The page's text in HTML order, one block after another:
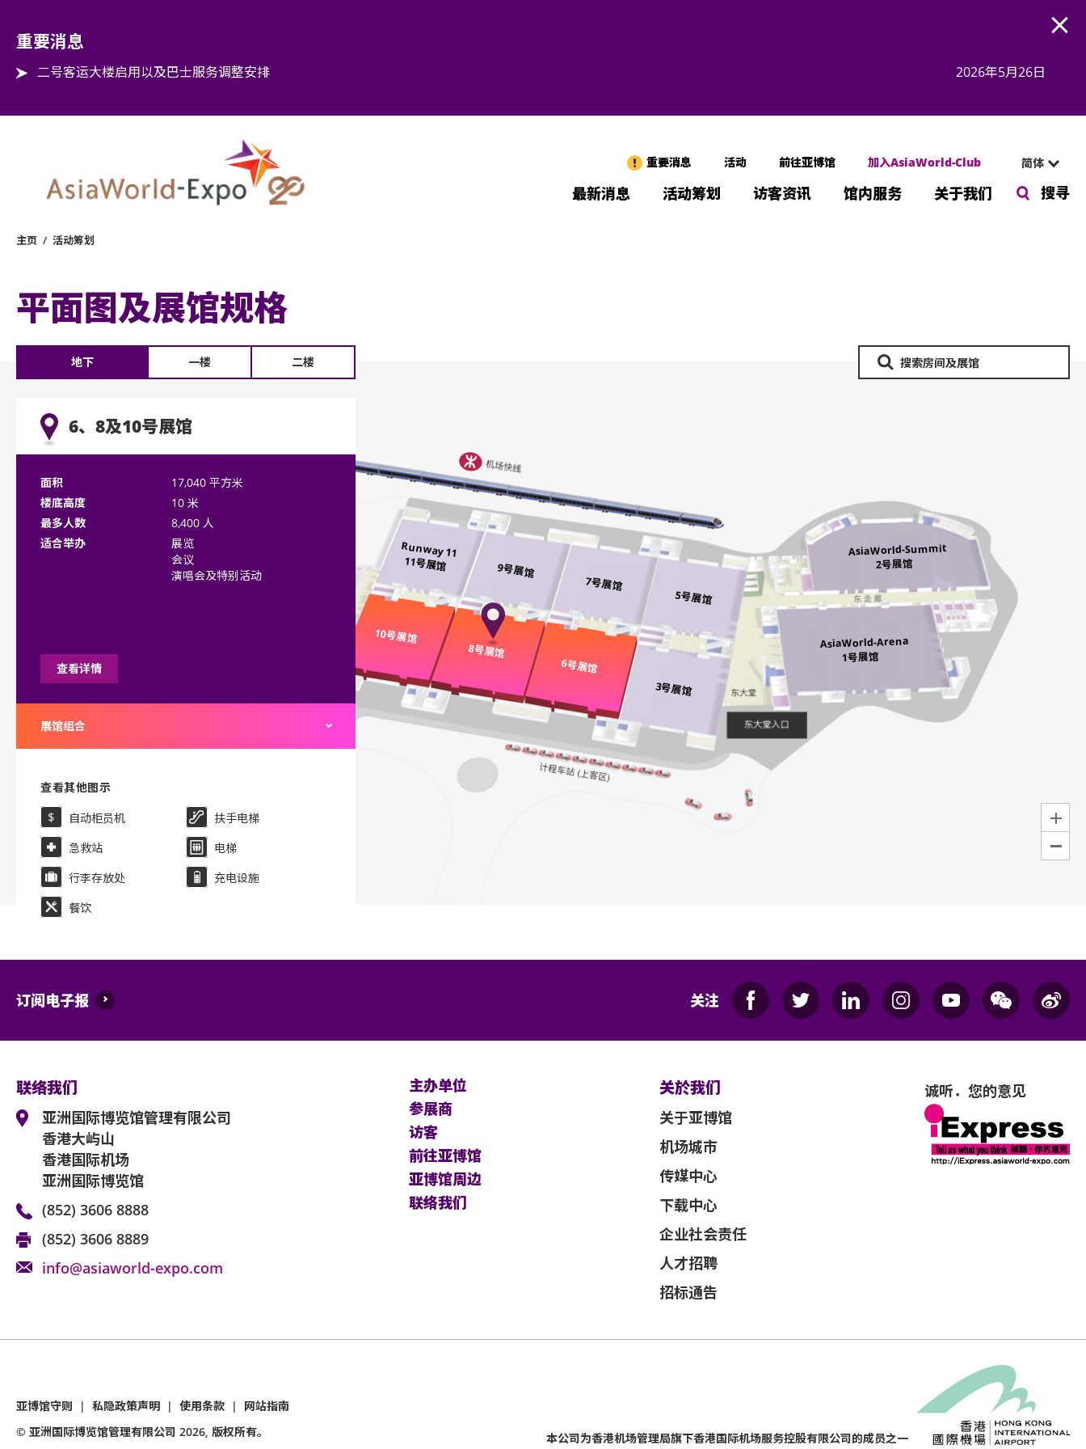
重要消息
二号客运大楼启用以及巴士服务调整安排 2026年5月26日
重要消息 活动 前往亚博馆 加入AsiaWorld-Club 简体
最新消息 活动筹划 访客资讯 馆内服务 关于我们 搜寻
主页 / 活动筹划
平面图及展馆规格
地下 一楼 二楼
6、8及10号展馆
面积
17,040 平方米
楼底高度
10 米
最多人数
8,400 人
适合举办
展览
会议
演唱会及特别活动
查看详情
展馆组合
查看其他图示
自动柜员机
扶手电梯
急救站
电梯
行李存放处
充电设施
餐饮
AsiaWorld-Arena
1号展馆
AsiaWorld-Summit
2号展馆
3号展馆
5号展馆
6号展馆
7号展馆
8号展馆
9号展馆
10号展馆
Runway 11
11号展馆
订阅电子报 关注
联络我们
亚洲国际博览馆管理有限公司
香港大屿山
香港国际机场
亚洲国际博览馆
(852) 3606 8888
(852) 3606 8889
info@asiaworld-expo.com
主办单位
参展商
访客
前往亚博馆
亚博馆周边
联络我们
关於我们
关于亚博馆
机场城市
传媒中心
下载中心
企业社会责任
人才招聘
招标通告
诚听．您的意见
亚博馆守则 | 私隐政策声明 | 使用条款 |
网站指南
© 亚洲国际博览馆管理有限公司 2026, 版权所有。 本公司为香港机场管理局旗下香港国际机场服务控股有限公司的成员之一